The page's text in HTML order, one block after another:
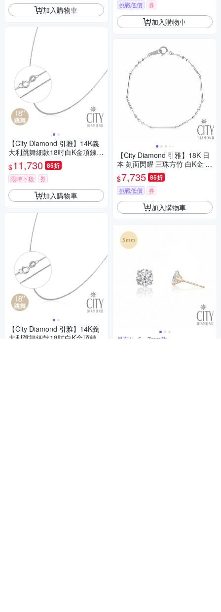
加入購物車
【City Diamond 引雅】14K義
大利跳舞細款18吋白K金項鍊
(浮光流影系列)
$11,730 85折
限時下殺 券
加入購物車
【City Diamond 引雅】14K義
大利跳舞細款18吋白K金項鍊
挑戰低價 券
加入購物車
【City Diamond 引雅】18K 日
本 刻面閃耀 三珠方竹 白K金 手
鍊 (東京Yuki表參道系列)
$7,735 85折
挑戰低價 券
加入購物車
另有4、6、7mm款